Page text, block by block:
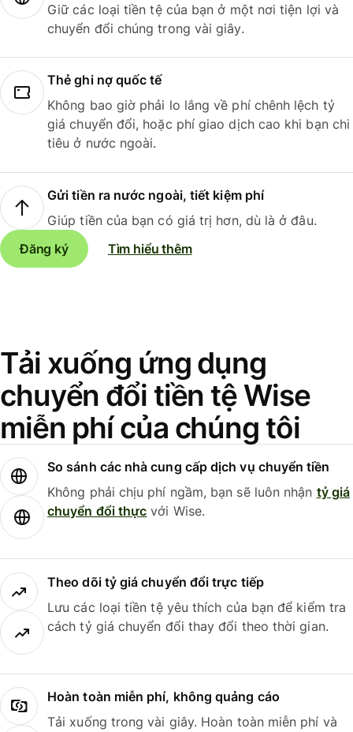
Giữ các loại tiền tệ của bạn ở một nơi tiện lợi và
chuyển đổi chúng trong vài giây.
Thẻ ghi nợ quốc tế
Không bao giờ phải lo lắng về phí chênh lệch tỷ
giá chuyển đổi, hoặc phí giao dịch cao khi bạn chi
tiêu ở nước ngoài.
Gửi tiền ra nước ngoài, tiết kiệm phí
Giúp tiền của bạn có giá trị hơn, dù là ở đâu.
Đăng ký
Tìm hiểu thêm
Tải xuống ứng dụng
chuyển đổi tiền tệ Wise
miễn phí của chúng tôi
So sánh các nhà cung cấp dịch vụ chuyển tiền
Không phải chịu phí ngầm, bạn sẽ luôn nhận tỷ giá
chuyển đổi thực với Wise.
Theo dõi tỷ giá chuyển đổi trực tiếp
Lưu các loại tiền tệ yêu thích của bạn để kiểm tra
cách tỷ giá chuyển đổi thay đổi theo thời gian.
Hoàn toàn miễn phí, không quảng cáo
Tải xuống trong vài giây. Hoàn toàn miễn phí và